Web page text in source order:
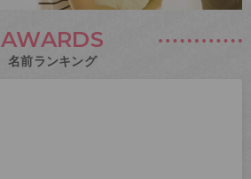
AWARDS
名前ランキング